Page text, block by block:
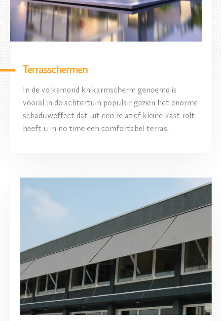
Terrasschermen
In de volksmond knikarmscherm genoemd is
vooral in de achtertuin populair gezien het enorme
schaduweffect dat uit een relatief kleine kast rolt
heeft u in no time een comfortabel terras.